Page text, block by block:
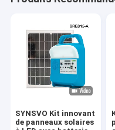
SYNSVO Kit innovant
de panneaux solaires